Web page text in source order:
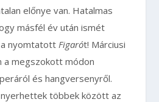
előnye van. Hatalmas
másfél év után ismét
nyomtatott Figarót! Márciusi
a megszokott módon
és hangversenyről.
többek között az